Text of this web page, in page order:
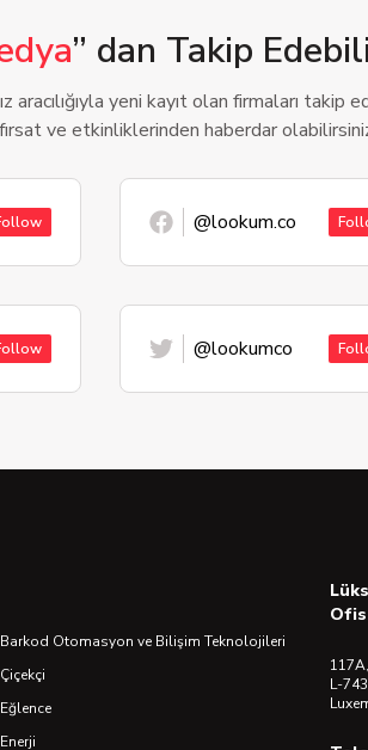
” dan Takip
aracılığıyla yeni kayıt olan firmaları takip
ve etkinliklerinden haberdar
@lookum.co
@lookumco
Barkod Otomasyon ve Bilişim Teknolojileri
Çiçekçi
Eğlence
Enerji
Ofis
L-